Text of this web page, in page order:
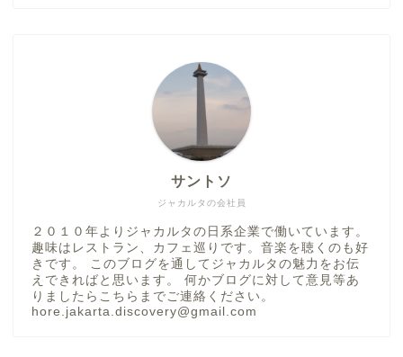
ジャカルタの会社員
サントソ
２０１０年よりジャカルタの日系企業で働いています。
趣味はレストラン、カフェ巡りです。音楽を聴くのも好
きです。 このブログを通してジャカルタの魅力をお伝
えできればと思います。 何かブログに対して意見等あ
りましたらこちらまでご連絡ください。
hore.jakarta.discovery@gmail.com